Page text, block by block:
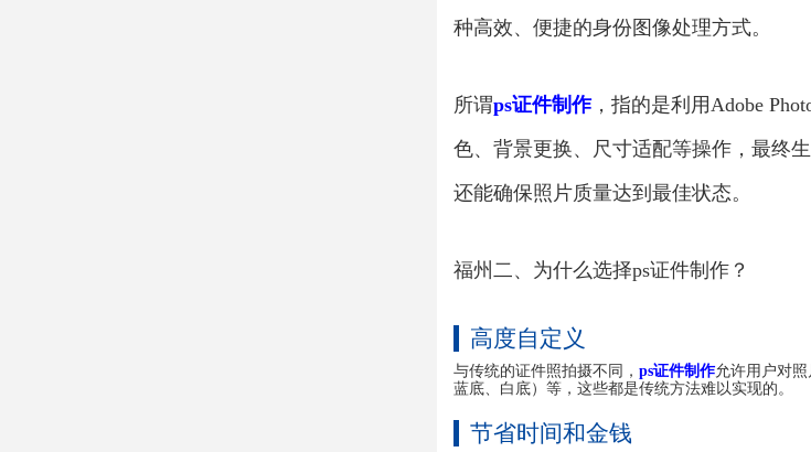
种高效、便捷的身份图像处理方式。
所谓ps证件制作，指的是利用Adobe
色、背景更换、尺寸适配等操作，最终
还能确保照片质量达到最佳状态。
福州二、为什么选择ps证件制作？
高度自定义
与传统的证件照拍摄不同， ps证件制作允许用户对
蓝底、白底）等，这些都是传统方法难以实现的。
节省时间和金钱